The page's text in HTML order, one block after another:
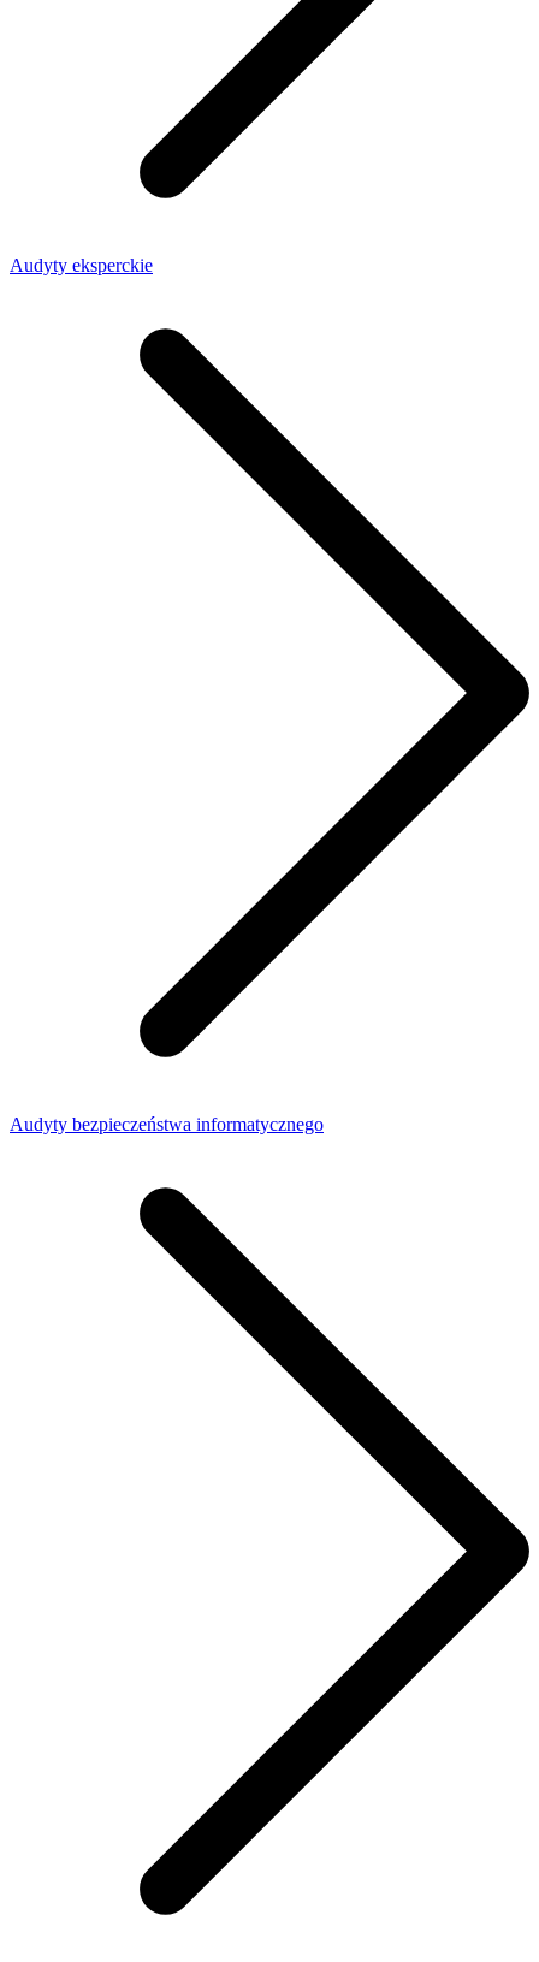
Audyty eksperckie
Audyty bezpieczeństwa informatycznego